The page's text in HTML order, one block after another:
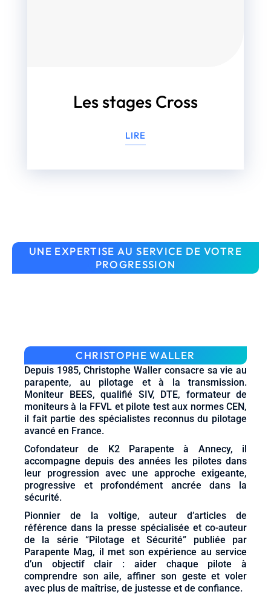
Les stages Cross
LIRE
UNE EXPERTISE AU SERVICE DE VOTRE
PROGRESSION
CHRISTOPHE WALLER
Depuis 1985, Christophe Waller consacre sa vie au
parapente, au pilotage et à la transmission.
Moniteur BEES, qualifié SIV, DTE, formateur de
moniteurs à la FFVL et pilote test aux normes CEN,
il fait partie des spécialistes reconnus du pilotage
avancé en France.
Cofondateur de K2 Parapente à Annecy, il
accompagne depuis des années les pilotes dans
leur progression avec une approche exigeante,
progressive et profondément ancrée dans la
sécurité.
Pionnier de la voltige, auteur d’articles de
référence dans la presse spécialisée et co-auteur
de la série “Pilotage et Sécurité” publiée par
Parapente Mag, il met son expérience au service
d’un objectif clair : aider chaque pilote à
comprendre son aile, affiner son geste et voler
avec plus de maîtrise, de justesse et de confiance.